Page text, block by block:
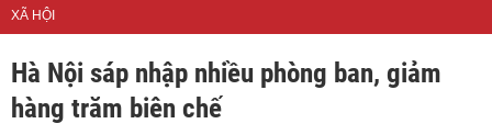
XÃ HỘI
Hà Nội sáp nhập nhiều phòng ban, giảm
hàng trăm biên chế